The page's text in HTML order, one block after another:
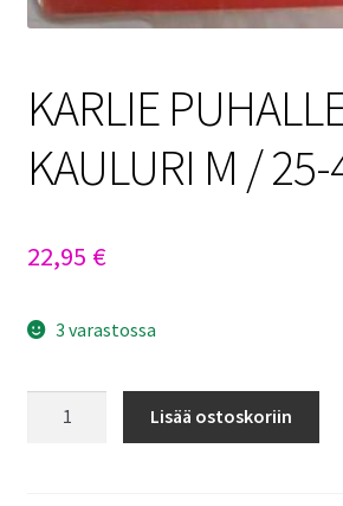
KARLIE
KAULURI M / 25-
22,95 €
3 varastossa
Lisää ostoskoriin